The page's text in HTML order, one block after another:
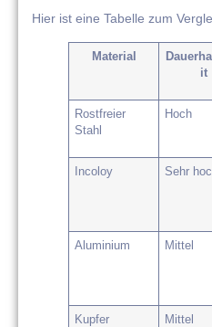
Hier ist eine Tabelle zum
Material
it
Rostfreier
Stahl
Hoch
Incoloy Sehr
Aluminium Mittel
Kupfer Mittel